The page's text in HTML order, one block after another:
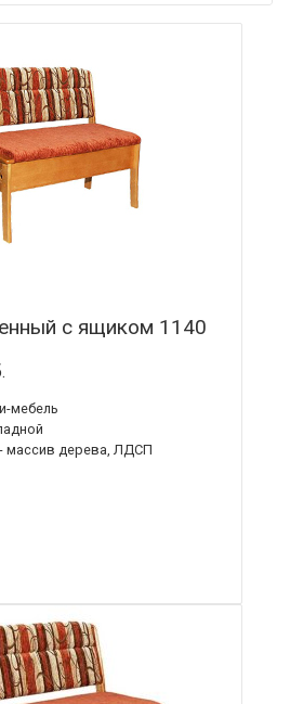
с ящиком 1140
мебель
массив дерева, ЛДСП